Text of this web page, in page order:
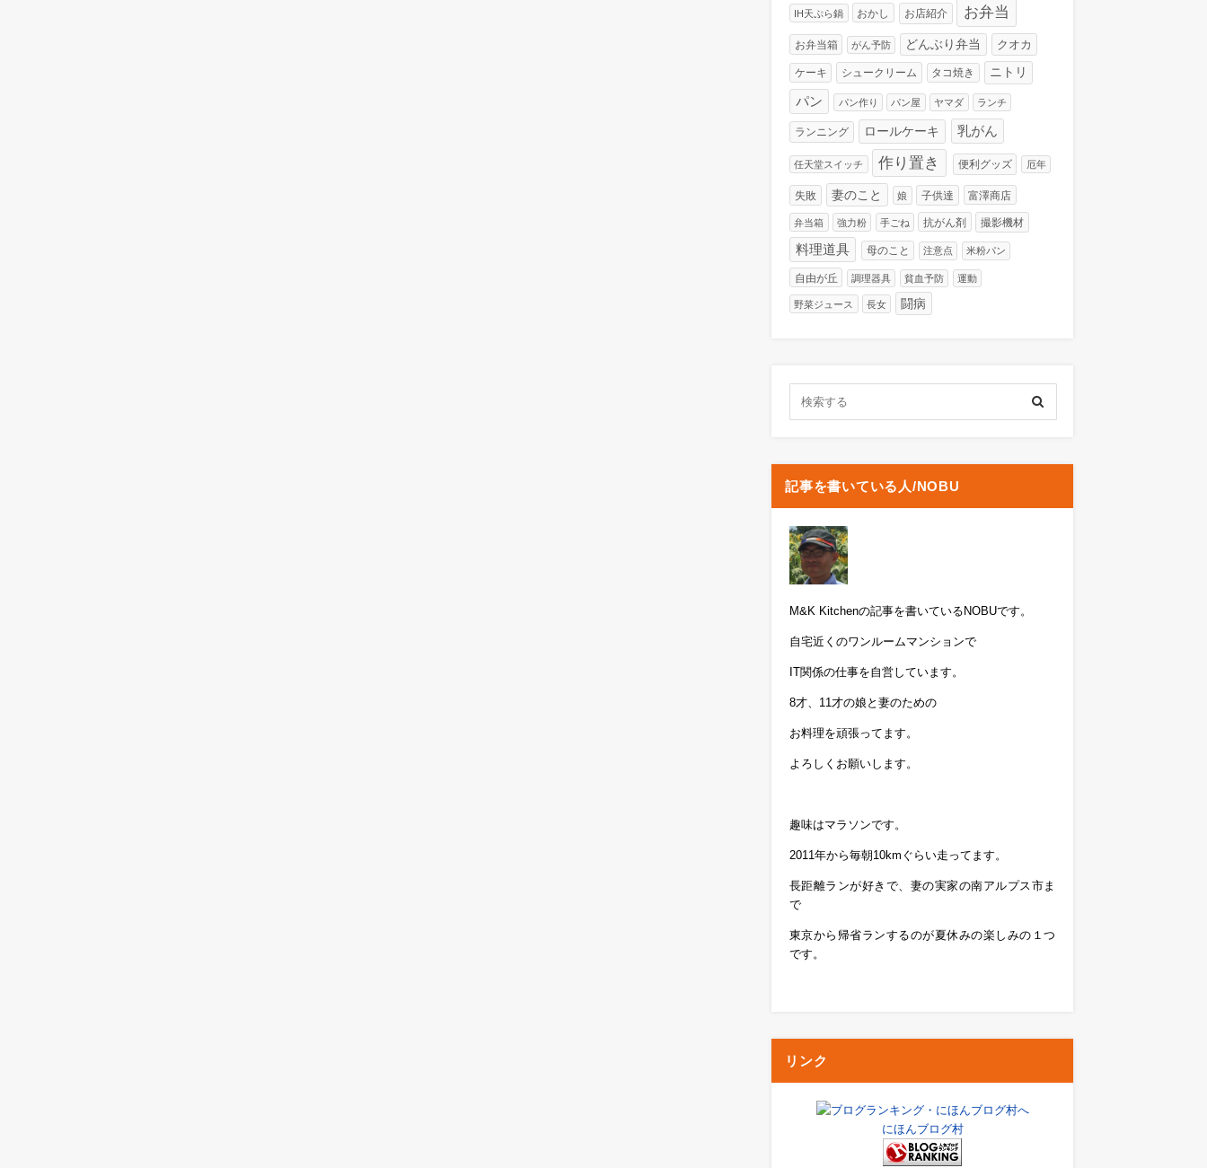
IH天ぷら鍋 おかし お店紹介 お弁当
お弁当箱 がん予防 どんぶり弁当 クオカ
ケーキ シュークリーム タコ焼き ニトリ
パン パン作り パン屋 ヤマダ ランチ
ランニング ロールケーキ 乳がん
任天堂スイッチ 作り置き 便利グッズ 厄年
失敗 妻のこと 娘 子供達 富澤商店
弁当箱 強力粉 手ごね 抗がん剤 撮影機材
料理道具 母のこと 注意点 米粉パン
自由が丘 調理器具 貧血予防 運動
野菜ジュース 長女 闘病
記事を書いている人/NOBU
M&K Kitchenの記事を書いているNOBUです。
自宅近くのワンルームマンションで
IT関係の仕事を自営しています。
8才、11才の娘と妻のための
お料理を頑張ってます。
よろしくお願いします。
趣味はマラソンです。
2011年から毎朝10kmぐらい走ってます。
長距離ランが好きで、妻の実家の南アルプス市ま
で
東京から帰省ランするのが夏休みの楽しみの１つ
です。
リンク
にほんブログ村